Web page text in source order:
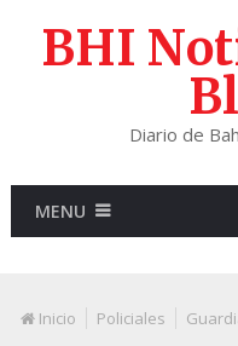
BHI
Diario de
MENU
Inicio Policiales